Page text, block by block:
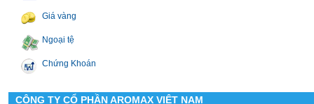
Giá vàng
Ngoại tệ
Chứng Khoán
CÔNG TY CỔ PHẦN AROMAX VIỆT NAM